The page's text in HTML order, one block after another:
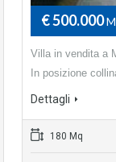
€ 500.000
Villa in vendita a
In posizione
Dettagli
180 Mq